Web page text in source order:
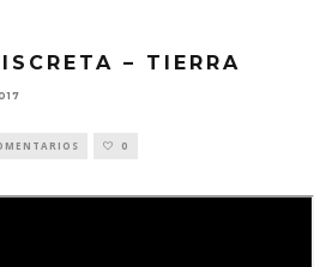
– TIERRA
0